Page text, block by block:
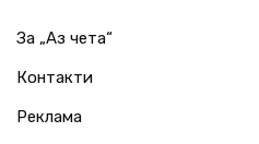
За „Аз чета“
Контакти
Реклама